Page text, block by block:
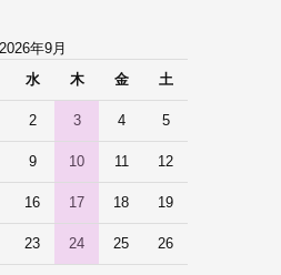
2026年9月
水 木 金 土
2 3 4 5
9 10 11 12
16 17 18 19
23 24 25 26